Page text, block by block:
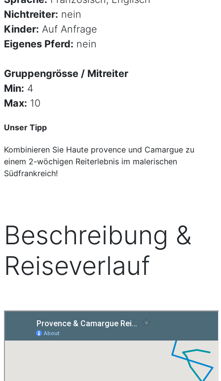
Nichtreiter: nein
Kinder: Auf Anfrage
Eigenes Pferd: nein
Gruppengrösse / Mitreiter
Min: 4
Max: 10
Unser Tipp
Kombinieren Sie Haute provence und Camargue zu
einem 2-wöchigen Reiterlebnis im malerischen
Südfrankreich!
Beschreibung &
Reiseverlauf